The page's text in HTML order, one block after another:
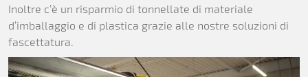
Inoltre c’è un risparmio di tonnellate di materiale
d’imballaggio e di plastica grazie alle nostre soluzioni di
fascettatura.